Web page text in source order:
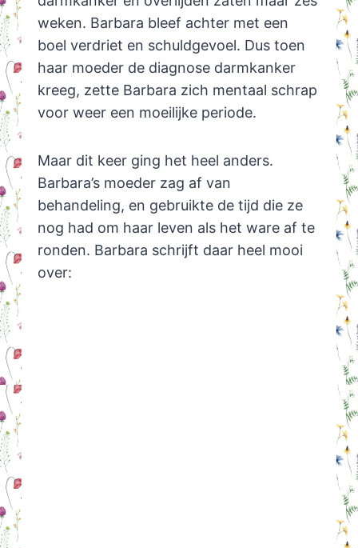
weken. Barbara bleef achter met een
boel verdriet en schuldgevoel. Dus toen
haar moeder de diagnose darmkanker
kreeg, zette Barbara zich mentaal schrap
voor weer een moeilijke periode.
Maar dit keer ging het heel anders.
Barbara’s moeder zag af van
behandeling, en gebruikte de tijd die ze
nog had om haar leven als het ware af te
ronden. Barbara schrijft daar heel mooi
over: